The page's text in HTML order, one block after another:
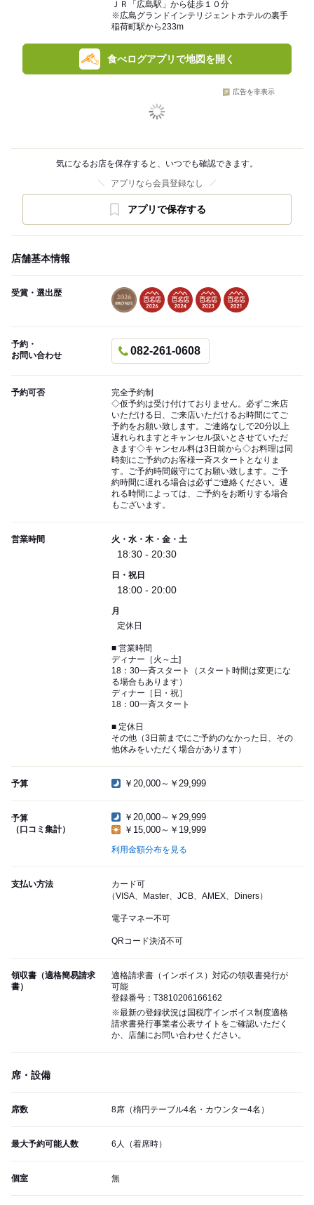
ＪＲ「広島駅」から徒歩１０分
※広島グランドインテリジェントホテルの裏手
稲荷町駅から233m
食べログアプリで地図を開く
広告を非表示
気になるお店を保存すると、いつでも確認できます。
アプリなら会員登録なし
アプリで保存する
店舗基本情報
受賞・選出歴
予約・
お問い合わせ
082-261-0608
予約可否
完全予約制
◇仮予約は受け付けておりません。必ずご来店
いただける日、ご来店いただけるお時間にてご
予約をお願い致します。ご連絡なしで20分以上
遅れられますとキャンセル扱いとさせていただ
きます◇キャンセル料は3日前から◇お料理は同
時刻にご予約のお客様一斉スタートとなりま
す。ご予約時間厳守にてお願い致します。ご予
約時間に遅れる場合は必ずご連絡ください。遅
れる時間によっては、ご予約をお断りする場合
もございます。
営業時間 火・水・木・金・土
18:30 - 20:30
日・祝日
18:00 - 20:00
月
定休日
■ 営業時間
ディナー［火～土]
18：30一斉スタート（スタート時間は変更にな
る場合もあります）
ディナー［日・祝］
18：00一斉スタート
■ 定休日
その他（3日前までにご予約のなかった日、その
他休みをいただく場合があります）
予算 ￥20,000～￥29,999
予算
（口コミ集計）
￥20,000～￥29,999
￥15,000～￥19,999
利用金額分布を見る
支払い方法
カード可
（VISA、Master、JCB、AMEX、Diners）
電子マネー不可
QRコード決済不可
領収書（適格簡易請求
書）
適格請求書（インボイス）対応の領収書発行が
可能
登録番号：T3810206166162
※最新の登録状況は国税庁インボイス制度適格
請求書発行事業者公表サイトをご確認いただく
か、店舗にお問い合わせください。
席・設備
席数 8席（楕円テーブル4名・カウンター4名）
最大予約可能人数 6人（着席時）
個室 無